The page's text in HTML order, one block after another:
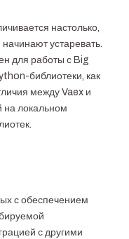
настолько,
устаревать.
для работы с Big
библиотеки, как
между Vaex и
на локальном
с обеспечением
с другими